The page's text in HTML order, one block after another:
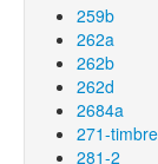
259b
262a
262b
262d
2684a
271-timbre
281-2